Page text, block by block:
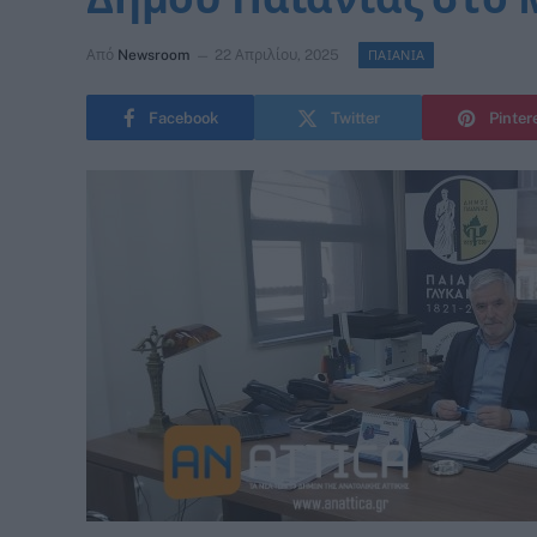
Από Newsroom 22 Απριλίου, 2025 ΠΑΙΑΝΙΑ
Facebook Twitter